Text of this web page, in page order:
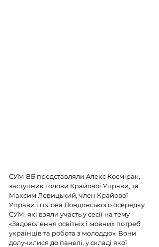
СУМ ВБ представляли Aлекс Космірак,
заступник голови Крайової Управи, та
Максим Левицький, член Крайової
Управи і голова Лондонського осередку
СУМ, які взяли участь у сесії на тему
«Задоволення освітніх і мовних потреб
українців та робота з молоддю». Вони
долучилися до панелі, у складі якої